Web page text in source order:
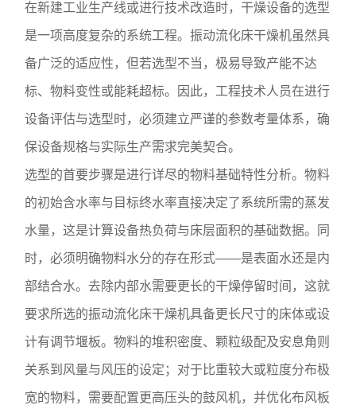
在新建工业生产线或进行技术改造时，干燥设备的选型
是一项高度复杂的系统工程。振动流化床干燥机虽然具
备广泛的适应性，但若选型不当，极易导致产能不达
标、物料变性或能耗超标。因此，工程技术人员在进行
设备评估与选型时，必须建立严谨的参数考量体系，确
保设备规格与实际生产需求完美契合。
选型的首要步骤是进行详尽的物料基础特性分析。物料
的初始含水率与目标终水率直接决定了系统所需的蒸发
水量，这是计算设备热负荷与床层面积的基础数据。同
时，必须明确物料水分的存在形式——是表面水还是内
部结合水。去除内部水需要更长的干燥停留时间，这就
要求所选的振动流化床干燥机具备更长尺寸的床体或设
计有调节堰板。物料的堆积密度、颗粒级配及安息角则
关系到风量与风压的设定；对于比重较大或粒度分布极
宽的物料，需要配置更高压头的鼓风机，并优化布风板